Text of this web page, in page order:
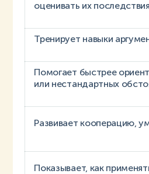
оценивать их последствия
Тренирует навыки
Помогает быстрее
или нестандартных
Развивает кооперацию,
Показывает, как